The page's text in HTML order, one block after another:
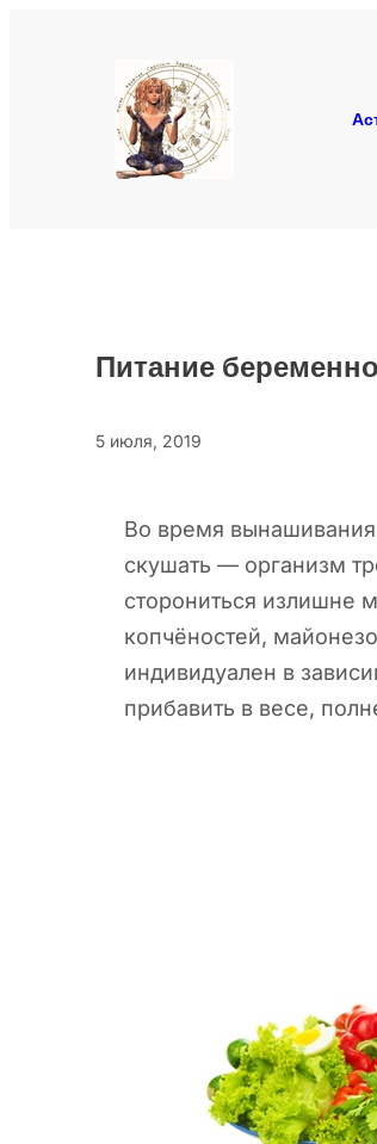
содержимому
Питание
5 июля, 2019
Во время вынашивания
скушать — организм
сторониться излишне
копчёностей,
индивидуален в
прибавить в весе,